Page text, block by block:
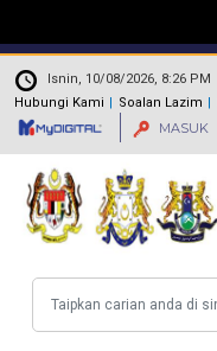
.
Isnin, 10/08/2026, 8:26 PM
Hubungi Kami
Soalan Lazim
MASUK